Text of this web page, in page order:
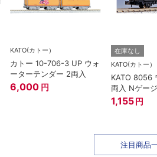
KATO(カトー）
カトー 10-706-3 UP ウォ
ーターテンダー 2両入
6,000 円
在庫なし
KATO(カトー）
KATO 8056
両入 Nゲージ
1,155 円
注目商品